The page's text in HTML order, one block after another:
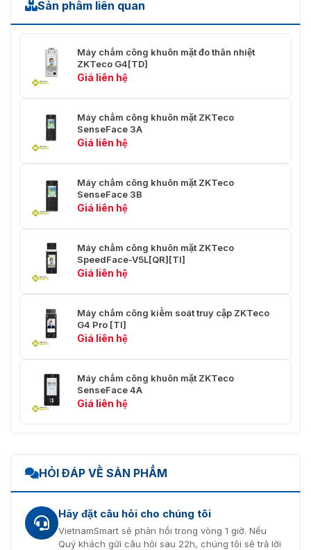
Sản phẩm liên quan
Máy chấm công khuôn mặt đo thân nhiệt
ZKTeco G4[TD]
Giá liên hệ
Máy chấm công khuôn mặt ZKTeco
SenseFace 3A
Giá liên hệ
Máy chấm công khuôn mặt ZKTeco
SenseFace 3B
Giá liên hệ
Máy chấm công khuôn mặt ZKTeco
SpeedFace-V5L[QR][TI]
Giá liên hệ
Máy chấm công kiểm soát truy cập ZKTeco
G4 Pro [TI]
Giá liên hệ
Máy chấm công khuôn mặt ZKTeco
SenseFace 4A
Giá liên hệ
HỎI ĐÁP VỀ SẢN PHẨM
Hãy đặt câu hỏi cho chúng tôi
VietnamSmart sẽ phản hồi trong vòng 1 giờ. Nếu
Quý khách gửi câu hỏi sau 22h, chúng tôi sẽ trả lời